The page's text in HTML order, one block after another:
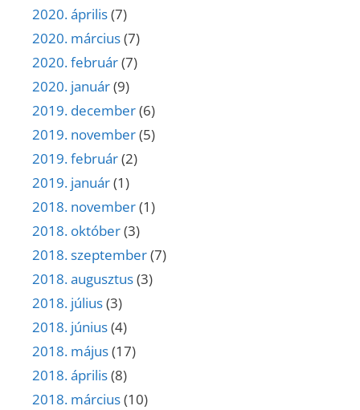
2020. április(7)
2020. március(7)
2020. február(7)
2020. január(9)
2019. december(6)
2019. november(5)
2019. február(2)
2019. január(1)
2018. november(1)
2018. október(3)
2018. szeptember(7)
2018. augusztus(3)
2018. július(3)
2018. június(4)
2018. május(17)
2018. április(8)
2018. március(10)